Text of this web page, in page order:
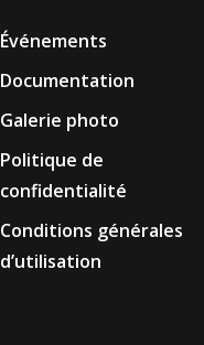
Événements
Documentation
Galerie photo
Politique de
confidentialité
Conditions générales
d’utilisation